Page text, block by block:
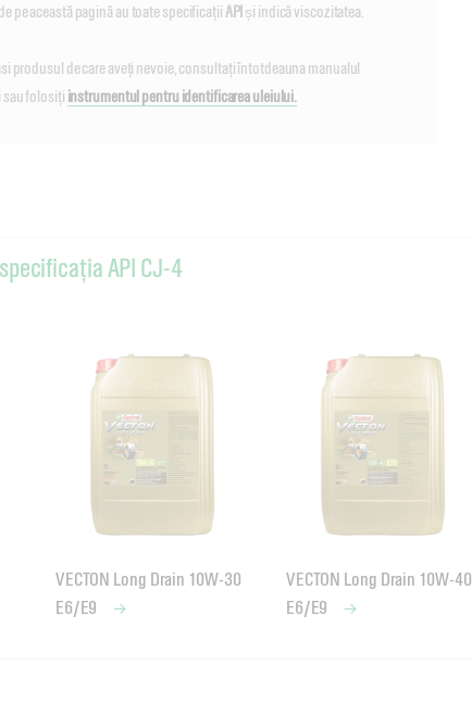
pe această pagină au toate specificațiiAPI și indică viscozitatea.
produsul de care aveți nevoie, consultați întotdeauna manualul
folosiți instrumentul pentru identificarea uleiului.
API CJ-4
VECTON Long Drain 10W-30
E6/E9
VECTON Long Drain 10W-40
E6/E9